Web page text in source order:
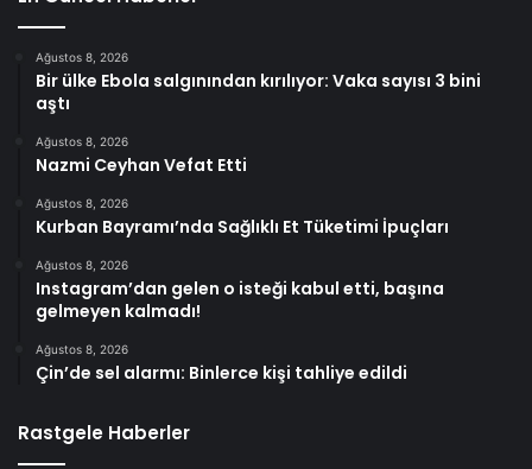
Ağustos 8, 2026
Bir ülke Ebola salgınından kırılıyor: Vaka sayısı 3 bini
aştı
Ağustos 8, 2026
Nazmi Ceyhan Vefat Etti
Ağustos 8, 2026
Kurban Bayramı’nda Sağlıklı Et Tüketimi İpuçları
Ağustos 8, 2026
Instagram’dan gelen o isteği kabul etti, başına
gelmeyen kalmadı!
Ağustos 8, 2026
Çin’de sel alarmı: Binlerce kişi tahliye edildi
Rastgele Haberler